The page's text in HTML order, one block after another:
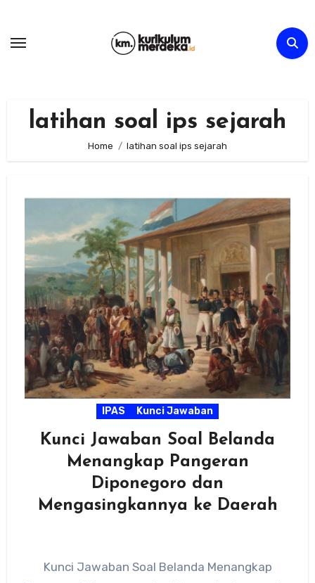
content
latihan soal ips sejarah
Home latihan soal ips sejarah
IPAS Kunci Jawaban
Kunci Jawaban Soal Belanda
Menangkap Pangeran
Diponegoro dan
Mengasingkannya ke Daerah
Kunci Jawaban Soal Belanda Menangkap